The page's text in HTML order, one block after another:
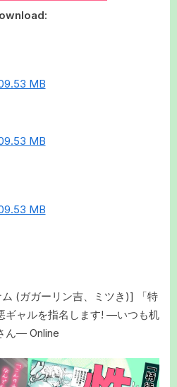
MB
MB
MB
(ガガーリン吉、ミツき)] 「特
ギャルを指名します! ―いつも机
ん― Online